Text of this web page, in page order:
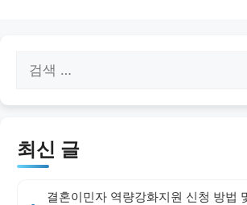
색:
최신 글
결혼이민자 역량강화지원 신청 방법